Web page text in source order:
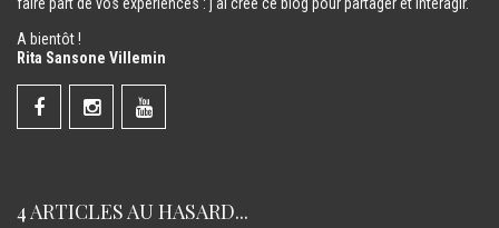
A bientôt !
Rita Sansone Villemin
4 ARTICLES AU HASARD...